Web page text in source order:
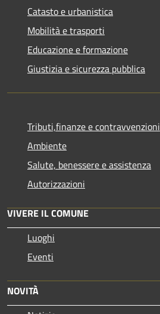
Catasto e urbanistica
Mobilità e trasporti
Educazione e formazione
Giustizia e sicurezza pubblica
Tributi,finanze e contravvenzioni
Ambiente
Salute, benessere e assistenza
Autorizzazioni
VIVERE IL COMUNE
Luoghi
Eventi
NOVITÀ